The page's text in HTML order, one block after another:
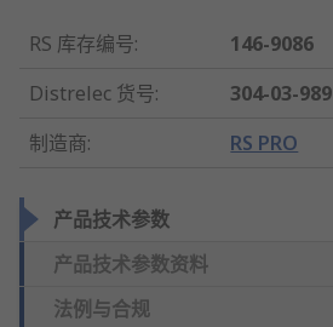
RS 库存编号:
146-9086
Distrelec 货号:
304-03-989
制造商: RS PRO
产品技术参数
产品技术参数资料
法例与合规